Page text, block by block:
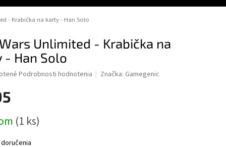
- Krabička na karty - Han Solo
Unlimited - Krabička na
- Han Solo
Podrobnosti hodnotenia Značka: Gamegenic
(1 ks)